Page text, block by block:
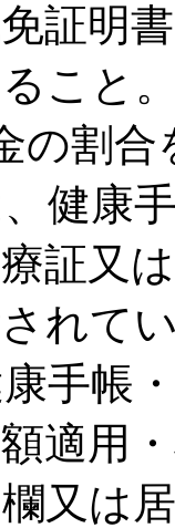
証明
こと
割合
健康
証又
れて
手帳
適用
又は